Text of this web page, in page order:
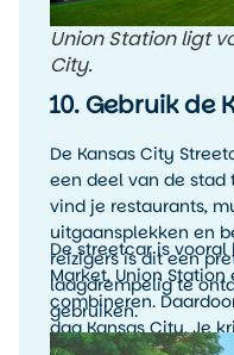
Union Station ligt
City.
10. Gebruik de
De Kansas City
een deel van de stad
vind je restaurants,
uitgaansplekken en
reizigers is dit een
laagdrempelig te
gebruiken.
De streetcar is vooral
Market, Union
combineren.
dag Kansas City. Je